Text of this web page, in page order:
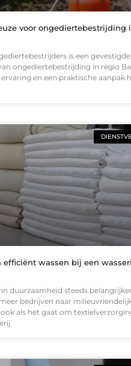
voor ongediertebestrijding
is een
ongediertebestrijding in regio
en een praktische aanpak
efficiënt wassen bij een
duurzaamheid steeds
bedrijven naar
als het gaat om